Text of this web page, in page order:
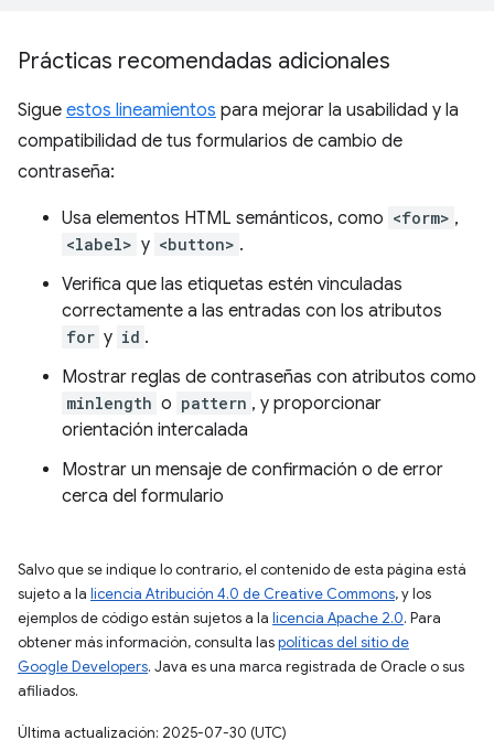
Prácticas recomendadas adicionales
Sigue estos lineamientos para mejorar la usabilidad y la
compatibilidad de tus formularios de cambio de
contraseña:
Usa elementos HTML semánticos, como <form> ,
<label> y <button> .
Verifica que las etiquetas estén vinculadas
correctamente a las entradas con los atributos
for y id .
Mostrar reglas de contraseñas con atributos como
minlength o pattern , y proporcionar
orientación intercalada
Mostrar un mensaje de confirmación o de error
cerca del formulario
Salvo que se indique lo contrario, el contenido de esta página está
sujeto a la licencia Atribución 4.0 de Creative Commons, y los
ejemplos de código están sujetos a la licencia Apache 2.0. Para
obtener más información, consulta laspolíticas del sitio de
Google Developers. Java es una marca registrada de Oracle o sus
afiliados.
Última actualización: 2025-07-30 (UTC)